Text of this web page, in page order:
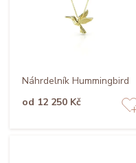
Náhrdelník Hummingbird
od 12 250 Kč